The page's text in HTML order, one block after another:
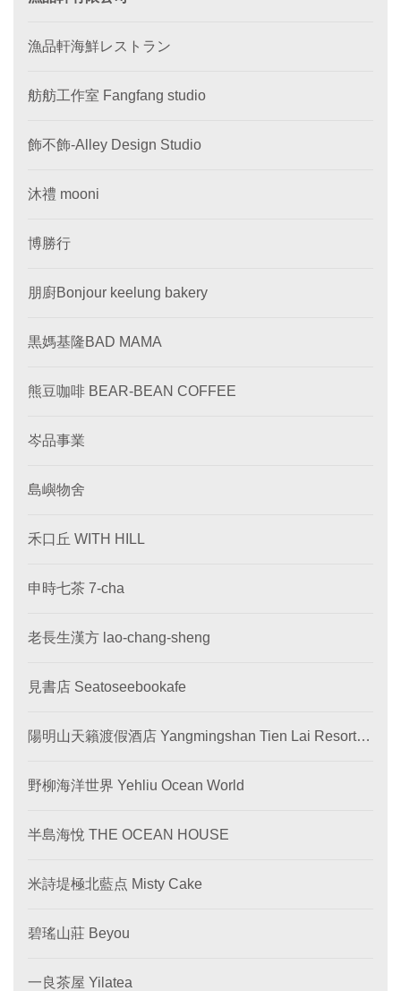
漁品軒海鮮レストラン
舫舫工作室 Fangfang studio
飾不飾-Alley Design Studio
沐禮 mooni
博勝行
朋廚Bonjour keelung bakery
黒媽基隆BAD MAMA
熊豆咖啡 BEAR-BEAN COFFEE
岑品事業
島嶼物舍
禾口丘 WITH HILL
申時七茶 7-cha
老長生漢方 lao-chang-sheng
見書店 Seatoseebookafe
陽明山天籟渡假酒店 Yangmingshan Tien Lai Resort &
野柳海洋世界 Yehliu Ocean World
半島海悅 THE OCEAN HOUSE
米詩堤極北藍点 Misty Cake
碧瑤山莊 Beyou
一良茶屋 Yilatea